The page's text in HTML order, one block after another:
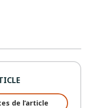
de l’article